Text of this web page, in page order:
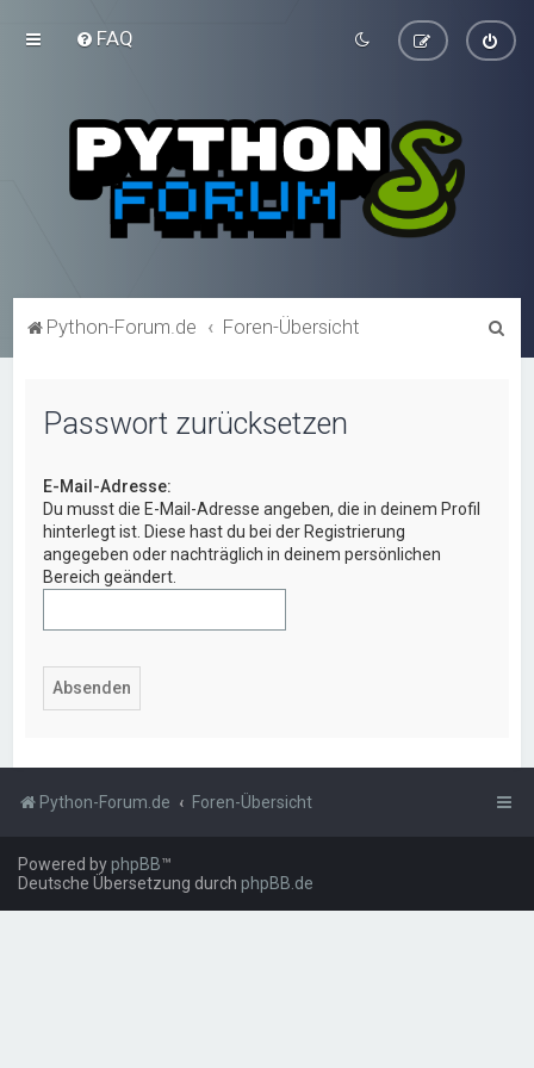
FAQ
Python-Forum.de Foren-Übersicht
Passwort zurücksetzen
E-Mail-Adresse:
Du musst die E-Mail-Adresse angeben, die in deinem Profil
hinterlegt ist. Diese hast du bei der Registrierung
angegeben oder nachträglich in deinem persönlichen
Bereich geändert.
Python-Forum.de Foren-Übersicht
Powered byphpBB™
Deutsche Übersetzung durch phpBB.de